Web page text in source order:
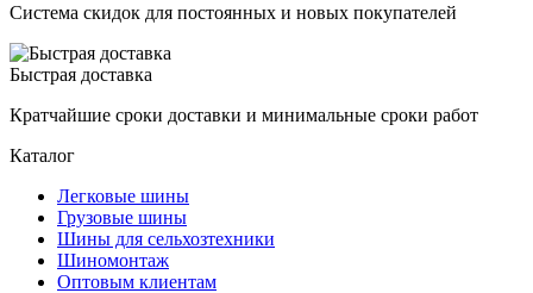
Система скидок для постоянных и новых покупателей
Быстрая доставка
Кратчайшие сроки доставки и минимальные сроки работ
Каталог
Легковые шины
Грузовые шины
Шины для сельхозтехники
Шиномонтаж
Оптовым клиентам